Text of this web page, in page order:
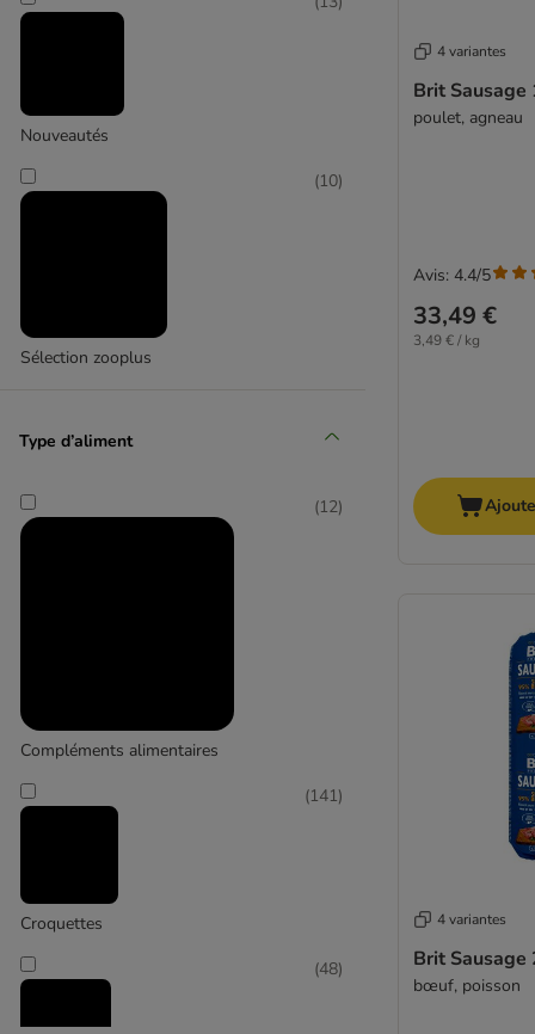
Kattovit Vital Care
( )
Nouveautés
Sélection zooplus
(10)
Type d’aliment
Compléments alimentaires
(12)
Croquettes
(141)
(48)
4 variantes
Brit Sausage
poulet, agneau
33,49 €
3,49 € / kg
Avis: 4.4/5
4 variantes
Brit Sausage
bœuf, poisson